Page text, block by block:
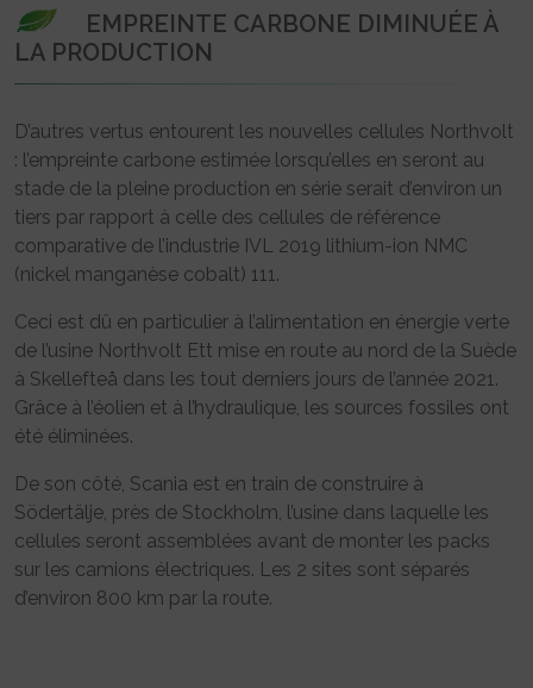
EMPREINTE CARBONE DIMINUÉE À
LA PRODUCTION
D’autres vertus entourent les nouvelles cellules Northvolt
: l’empreinte carbone estimée lorsqu’elles en seront au
stade de la pleine production en série serait d’environ un
tiers par rapport à celle des cellules de référence
comparative de l’industrie IVL 2019 lithium-ion NMC
(nickel manganèse cobalt) 111.
Ceci est dû en particulier à l’alimentation en énergie verte
de l’usine Northvolt Ett mise en route au nord de la Suède
à Skellefteå dans les tout derniers jours de l’année 2021.
Grâce à l’éolien et à l’hydraulique, les sources fossiles ont
été éliminées.
De son côté, Scania est en train de construire à
Södertälje, près de Stockholm, l’usine dans laquelle les
cellules seront assemblées avant de monter les packs
sur les camions électriques. Les 2 sites sont séparés
d’environ 800 km par la route.